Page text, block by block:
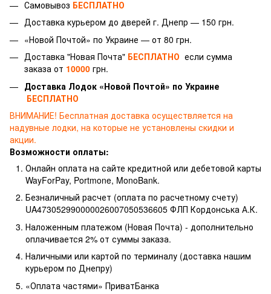
Самовывоз БЕСПЛАТНО
Доставка курьером до дверей г. Днепр — 150 грн.
«Новой Почтой» по Украине — от 80 грн.
Доставка "Новая Почта" БЕСПЛАТНО если сумма
заказа от 10000 грн.
Доставка Лодок «Новой Почтой» по Украине
БЕСПЛАТНО
ВНИМАНИЕ! Бесплатная доставка осуществляется на
надувные лодки, на которые не установлены скидки и
акции.
Возможности оплаты:
Онлайн оплата на сайте кредитной или дебетовой карты
WayForPay, Portmone, MonoBank.
Безналичный расчет (оплата по расчетному счету)
UA473052990000026007050536605 ФЛП Кордонська А.К.
Наложенным платежом (Новая Почта) - дополнительно
оплачивается 2% от суммы заказа.
Наличными или картой по терминалу (доставка нашим
курьером по Днепру)
«Оплата частями» ПриватБанка